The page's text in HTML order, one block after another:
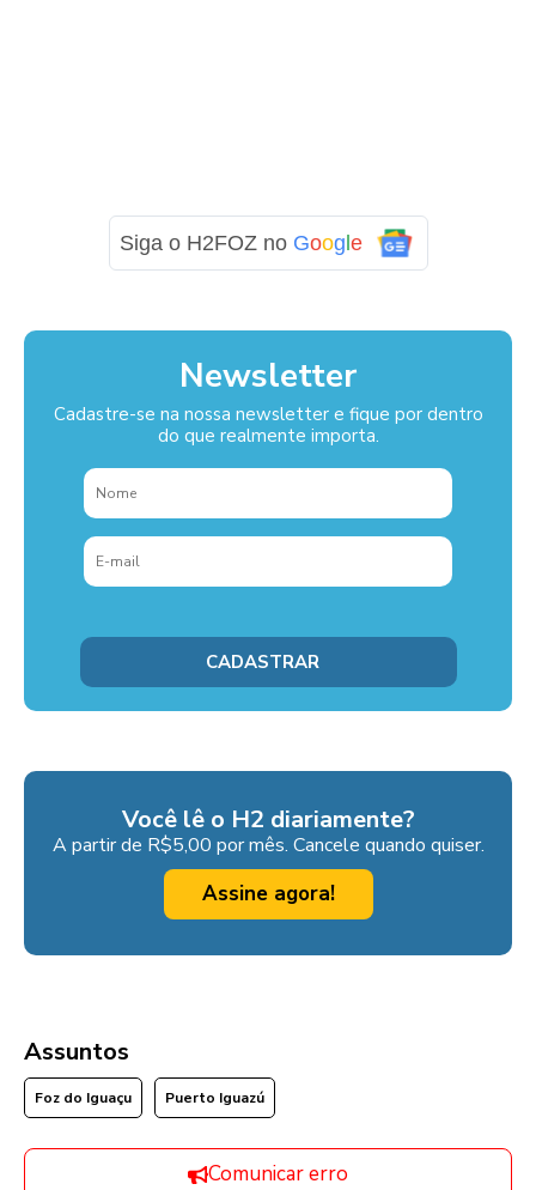
Siga o H2FOZ no Google
Newsletter
Cadastre-se na nossa newsletter e fique por dentro
do que realmente importa.
Você lê o H2 diariamente?
A partir de R$5,00 por mês. Cancele quando quiser.
Assine agora!
Assuntos
Foz do Iguaçu Puerto Iguazú
Comunicar erro